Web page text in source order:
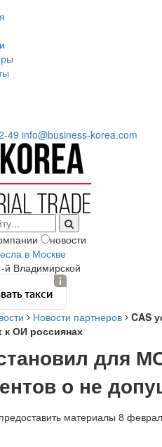
49 info@business-korea.com
новости
в Москве
й Владимирской
такси
Новости партнеров
CAS
ОИ россиянах
для
о не
материалы 8